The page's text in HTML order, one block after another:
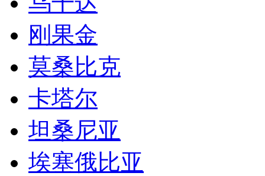
刚果金
莫桑比克
卡塔尔
坦桑尼亚
埃塞俄比亚